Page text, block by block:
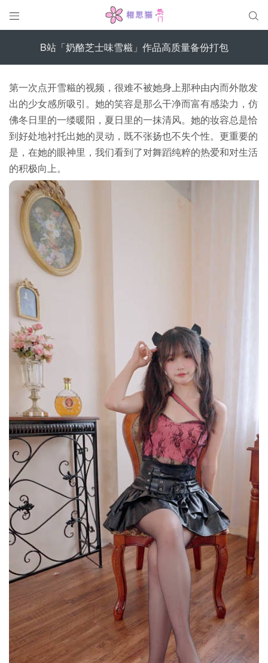
 
B站「奶酪芝士味雪糍」作品高质量备份打包
第一次点开雪糍的视频，很难不被她身上那种由内而外散发
出的少女感所吸引。她的笑容是那么干净而富有感染力，仿
佛冬日里的一缕暖阳，夏日里的一抹清风。她的妆容总是恰
到好处地衬托出她的灵动，既不张扬也不失个性。更重要的
是，在她的眼神里，我们看到了对舞蹈纯粹的热爱和对生活
的积极向上。